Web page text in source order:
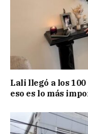
Lali llegó a los
eso es lo más